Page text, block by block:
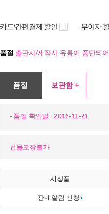
카드/간편결제 할인 무이자
품절 출판사/제작사 유통이 중단되
품절 보관함 +
- 품절 확인일 : 2016-11-21
선물포장불가
새상품
판매알림 신청